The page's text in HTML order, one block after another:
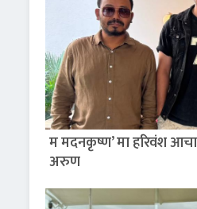
म मदनकृष्ण’ मा हरिवंश
अरुण